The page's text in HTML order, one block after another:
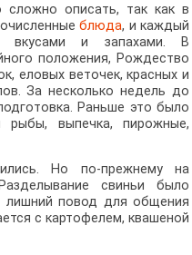
сложно описать, так как в
блюда, и каждый
вкусами и запахами. В
положения, Рождество
еловых веточек, красных и
За несколько недель до
Раньше это было
выпечка, пирожные,
Но по-прежнему на
свиньи было
повод для общения
с картофелем, квашеной